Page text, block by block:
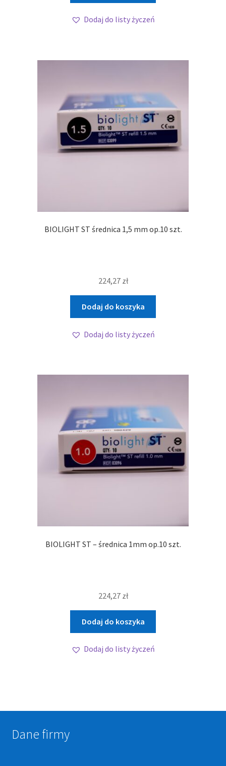
Dodaj do listy życzeń
BIOLIGHT ST średnica 1,5 mm op.10 szt.
224,27 zł
Dodaj do koszyka
Dodaj do listy życzeń
BIOLIGHT ST – średnica 1mm op.10 szt.
224,27 zł
Dodaj do koszyka
Dodaj do listy życzeń
Dane firmy